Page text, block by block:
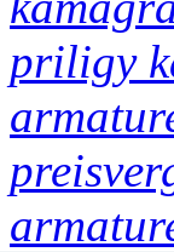
priligy